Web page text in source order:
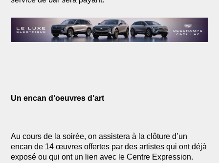
Un encan d’oeuvres d’art
Au cours de la soirée, on assistera à la clôture d’un
encan de 14 œuvres offertes par des artistes qui ont déjà
exposé ou qui ont un lien avec le Centre Expression.